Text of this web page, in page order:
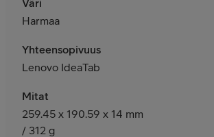
Harmaa
Yhteensopivuus
Lenovo IdeaTab
Mitat
259.45 x 190.59 x 14 mm
/ 312 g